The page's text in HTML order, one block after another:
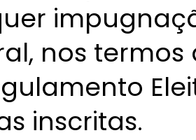
nos termos
inscritas.